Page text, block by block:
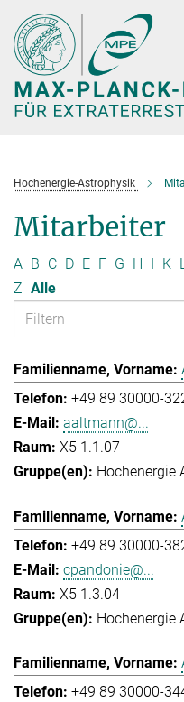
Hauptinhalt
Hochenergie-Astrophysik
Mitarbeiter
A B C D E F G H I K
Z Alle
+49 89 30000-
aaltmann@...
X5 1.1.07
Hochenergie
+49 89 30000-
cpandonie@...
X5 1.3.04
Hochenergie
+49 89 30000-